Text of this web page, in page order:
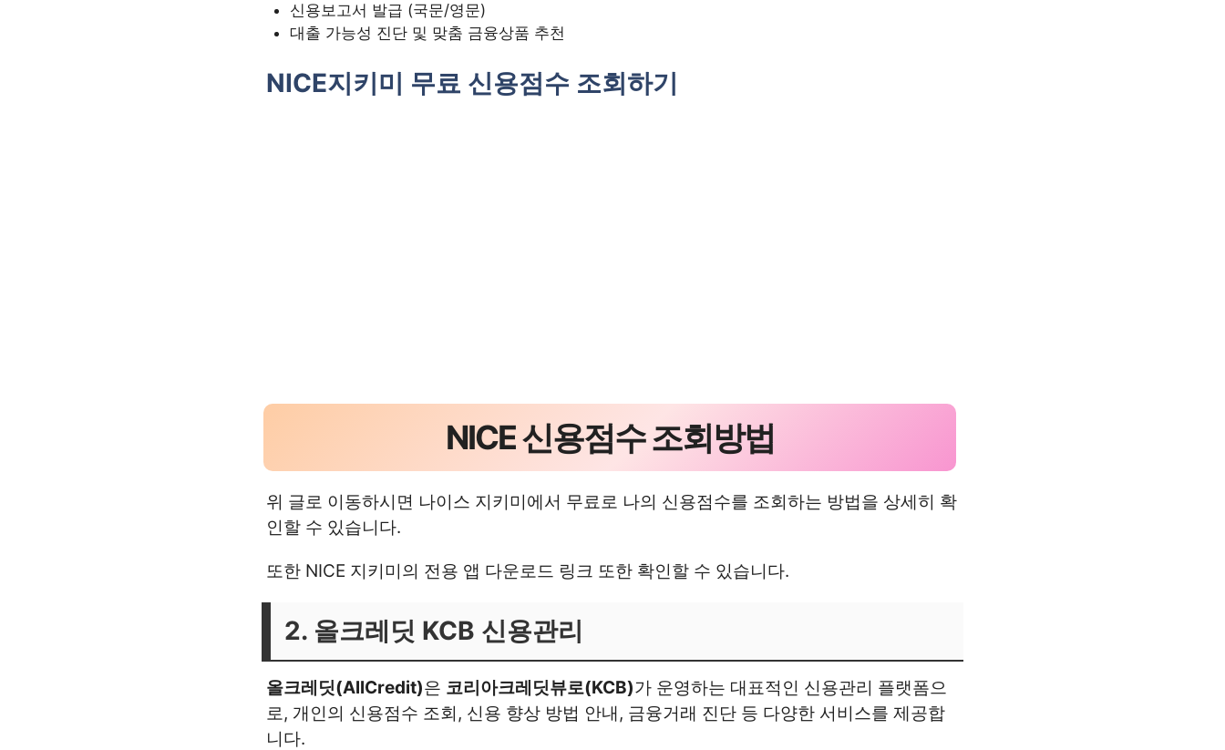
신용보고서 발급 (국문/영문)
대출 가능성 진단 및 맞춤 금융상품 추천
NICE지키미 무료 신용점수 조회하기
NICE 신용점수 조회방법
위 글로 이동하시면 나이스 지키미에서 무료로 나의 신용점수를 조회하는 방법을 상세히 확
인할 수 있습니다.
또한 NICE 지키미의 전용 앱 다운로드 링크 또한 확인할 수 있습니다.
2. 올크레딧 KCB 신용관리
올크레딧(AllCredit)은 코리아크레딧뷰로(KCB)가 운영하는 대표적인 신용관리 플랫폼으
로, 개인의 신용점수 조회, 신용 향상 방법 안내, 금융거래 진단 등 다양한 서비스를 제공합
니다.